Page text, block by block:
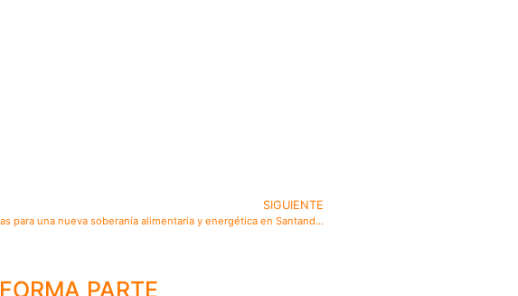
SIGUIENTE
Mujeres que lideran el cambio: semillas para una nueva soberanía alimentaria y energética en Santander
FORMA PARTE